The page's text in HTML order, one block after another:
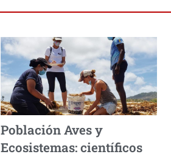
Población Aves y
Ecosistemas: científicos